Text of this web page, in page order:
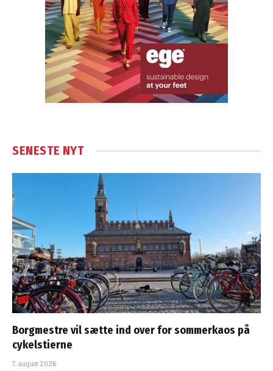
SENESTE NYT
Borgmestre vil sætte ind over for sommerkaos på
cykelstierne
7. august 2026